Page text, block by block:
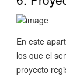
En este
los que el
proyecto